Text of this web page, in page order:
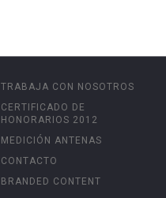
TRABAJA CON NOSOTROS
CERTIFICADO DE
HONORARIOS 2012
MEDICIÓN ANTENAS
CONTACTO
BRANDED CONTENT